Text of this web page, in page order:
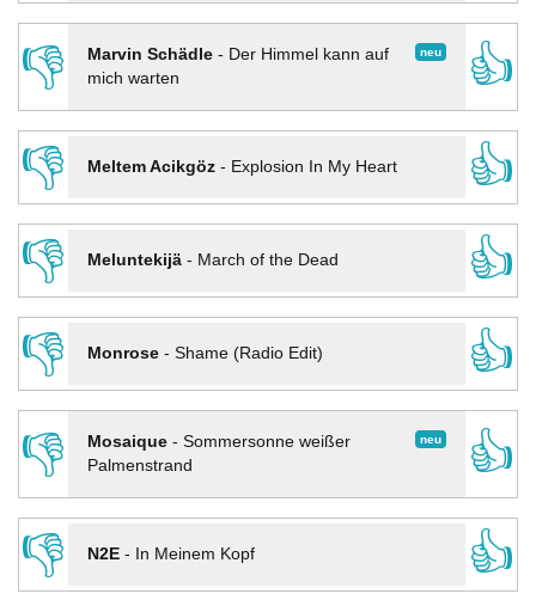
👎 neu
Marvin Schädle- Der Himmel kann auf
mich warten
👍
👎
Meltem Acikgöz- Explosion In My Heart
👍
👎
Meluntekijä- March of the Dead
👍
👎
Monrose- Shame (Radio Edit)
👍
👎
neu
Mosaique- Sommersonne weißer
Palmenstrand
👍
👎
N2E- In Meinem Kopf
👍